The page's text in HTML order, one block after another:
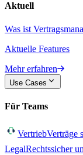
Aktuell
Was ist
Aktuelle Features
Mehr erfahren
Use Cases
Für Teams
VertriebVerträge
LegalRechtssicher